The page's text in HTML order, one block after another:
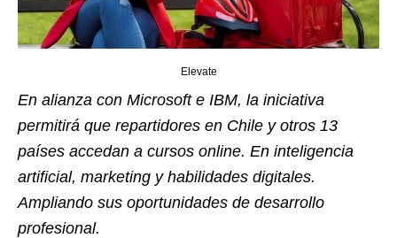
Elevate
En alianza con Microsoft e IBM, la iniciativa
permitirá que repartidores en Chile y otros 13
países accedan a cursos online. En inteligencia
artificial, marketing y habilidades digitales.
Ampliando sus oportunidades de desarrollo
profesional.